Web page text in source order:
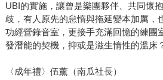
UBI的實施，讓曾是樂團夥伴、共同懷
歧，有人原先的怠惰與拖延變本加厲，
功經營錄音室，更接手充滿回憶的練團
發潛能的契機，抑或是滋生惰性的溫床
〈成年禮〉伍薰（南瓜社長）